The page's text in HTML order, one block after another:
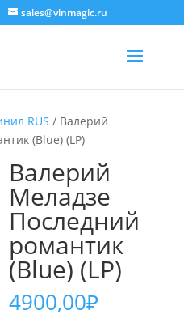
sales@vinmagic.ru
RUS / Валерий
(Blue) (LP)
Валерий
Меладзе
Последний
романтик
(Blue) (LP)
4900,00₽